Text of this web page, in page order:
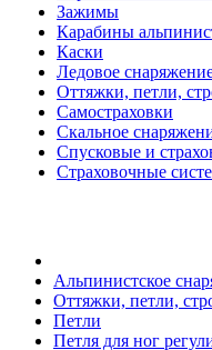
Зажимы
Карабины
Каски
Ледовое
Оттяжки, петли,
Самостраховки
Скальное
Спусковые и
Страховочные
Альпинистское
Оттяжки, петли,
Петли
Петля для ног